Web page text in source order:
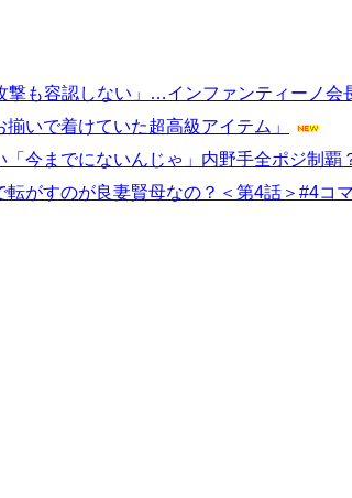
も容認しない」…インファンティーノ会
いで着けていた超高級アイテム」
今までにないんじゃ」内野手全ポジ制覇
がすのが良妻賢母なの？＜第4話＞#4コ